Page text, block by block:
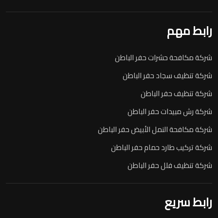
رابط مهم
شركة مكافحة حشرات حفر الباطن
شركة تنظيف سجاد حفر الباطن
شركة تنظيف حفر الباطن
شركة رش مبيدات حفر الباطن
شركة مكافحة النمل الأبيض حفر الباطن
شركة تركيب طارد حمام حفر الباطن
شركة تنظيف فلل حفر الباطن
رابط سريع